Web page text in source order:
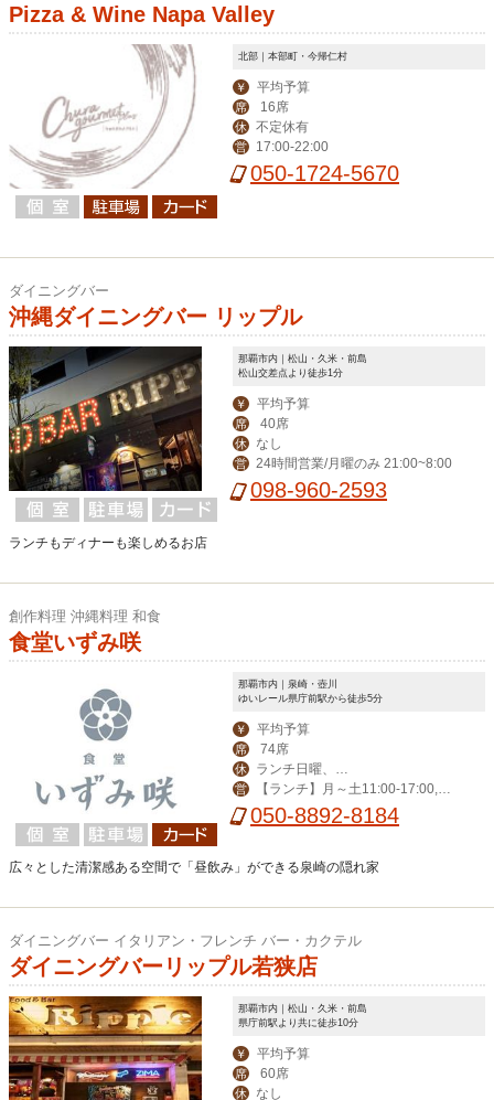
Pizza & Wine Napa Valley
北部｜本部町・今帰仁村
￥ 平均予算
席 16席
休 不定休有
営 17:00-22:00
050-1724-5670
ダイニングバー
沖縄ダイニングバー リップル
那覇市内｜松山・久米・前島
松山交差点より徒歩1分
￥ 平均予算
席 40席
休 なし
営 24時間営業/月曜のみ 21:00~8:00
098-960-2593
ランチもディナーも楽しめるお店
創作料理 沖縄料理 和食
食堂いずみ咲
那覇市内｜泉崎・壺川
ゆいレール県庁前駅から徒歩5分
￥ 平均予算
席 74席
休
ィナー日曜、月曜
営
【ランチ】月～土11:00-17:00,
【ディナー】火～土14:00-23:00
050-8892-8184
広々とした清潔感ある空間で「昼飲み」ができる泉崎の隠れ家
ダイニングバー イタリアン・フレンチ バー・カクテル
ダイニングバーリップル若狭店
那覇市内｜松山・久米・前島
県庁前駅より共に徒歩10分
￥ 平均予算
席 60席
休 なし